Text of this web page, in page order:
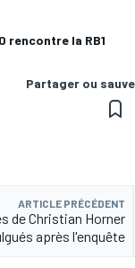
rencontre la RB1
Partager ou
ARTICLE PRÉCÉDENT
de Christian Horner
après l'enquête